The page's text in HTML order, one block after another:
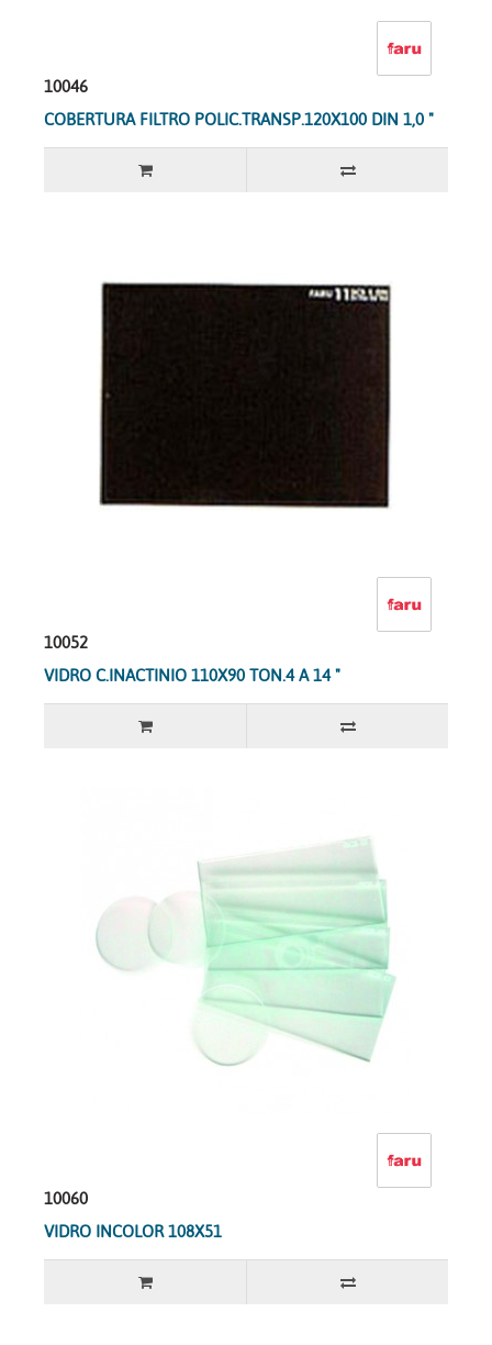
10046
COBERTURA FILTRO POLIC.TRANSP.120X100 DIN 1,0 "
10052
VIDRO C.INACTINIO 110X90 TON.4 A 14 "
10060
VIDRO INCOLOR 108X51